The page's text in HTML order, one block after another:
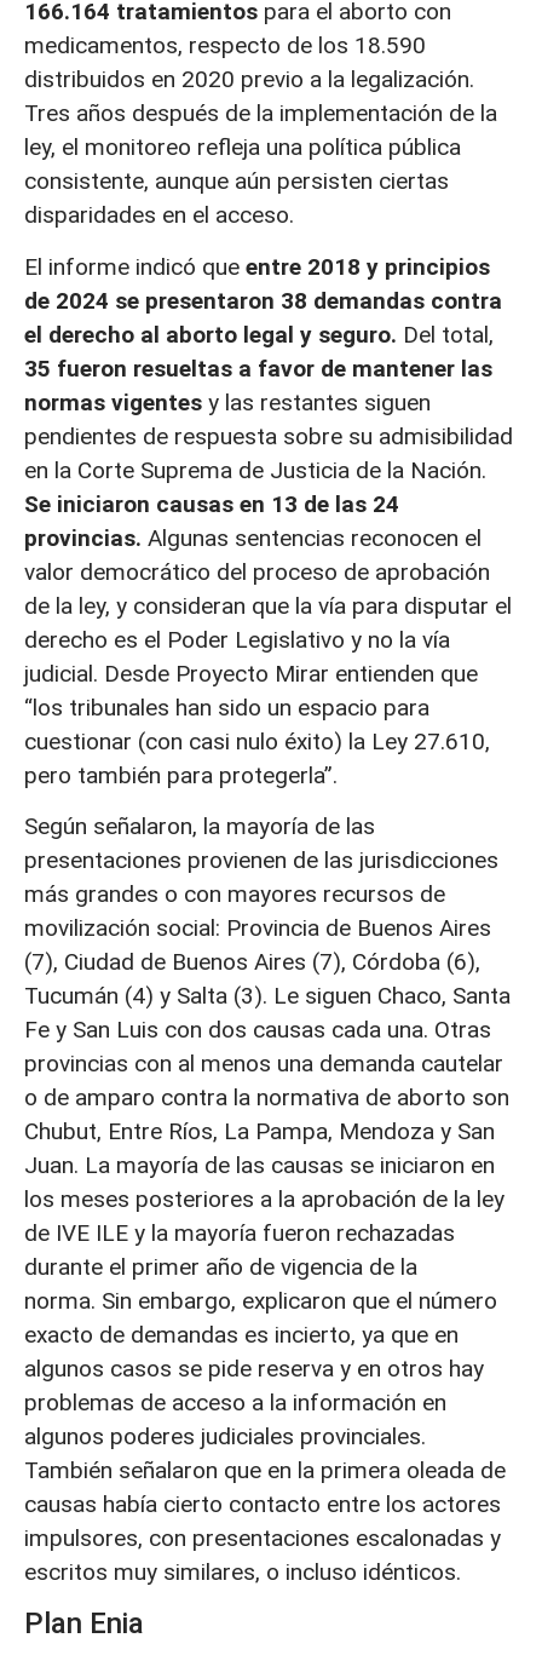
166.164 tratamientos para el aborto con
medicamentos, respecto de los 18.590
distribuidos en 2020 previo a la legalización.
Tres años después de la implementación de la
ley, el monitoreo refleja una política pública
consistente, aunque aún persisten ciertas
disparidades en el acceso.
El informe indicó que entre 2018 y principios
de 2024 se presentaron 38 demandas contra
el derecho al aborto legal y seguro. Del total,
35 fueron resueltas a favor de mantener las
normas vigentes y las restantes siguen
pendientes de respuesta sobre su admisibilidad
en la Corte Suprema de Justicia de la Nación.
Se iniciaron causas en 13 de las 24
provincias. Algunas sentencias reconocen el
valor democrático del proceso de aprobación
de la ley, y consideran que la vía para disputar el
derecho es el Poder Legislativo y no la vía
judicial. Desde Proyecto Mirar entienden que
“los tribunales han sido un espacio para
cuestionar (con casi nulo éxito) la Ley 27.610,
pero también para protegerla”.
Según señalaron, la mayoría de las
presentaciones provienen de las jurisdicciones
más grandes o con mayores recursos de
movilización social: Provincia de Buenos Aires
(7), Ciudad de Buenos Aires (7), Córdoba (6),
Tucumán (4) y Salta (3). Le siguen Chaco, Santa
Fe y San Luis con dos causas cada una. Otras
provincias con al menos una demanda cautelar
o de amparo contra la normativa de aborto son
Chubut, Entre Ríos, La Pampa, Mendoza y San
Juan. La mayoría de las causas se iniciaron en
los meses posteriores a la aprobación de la ley
de IVE ILE y la mayoría fueron rechazadas
durante el primer año de vigencia de la
norma. Sin embargo, explicaron que el número
exacto de demandas es incierto, ya que en
algunos casos se pide reserva y en otros hay
problemas de acceso a la información en
algunos poderes judiciales provinciales.
También señalaron que en la primera oleada de
causas había cierto contacto entre los actores
impulsores, con presentaciones escalonadas y
escritos muy similares, o incluso idénticos.
Plan Enia